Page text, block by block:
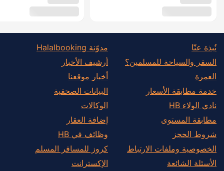
نُبذة عنّا
السفر والسياحة للمسلمين؟
العمرة
خدمة مطابقة الأسعار
نادي الولاء HB
مطابقة المستوى
شروط الحجز
الخصوصية وملفات الارتباط
الأسئلة الشائعة
مدوّنة Halalbooking
أرشيف الأخبار
أخبار موقعنا
البيانات الصحفية
الوكالات
إضافة العقار
وظائف في HB
كروز للمسافر المسلم
الإكسترانت